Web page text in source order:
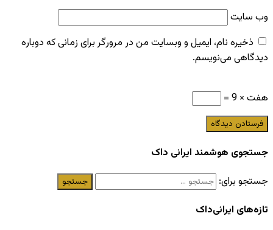
وب‌ سایت
ذخیره نام، ایمیل و وبسایت من در مرورگر برای زمانی که دوباره
دیدگاهی می‌نویسم.
هفت × 9 =
جستجوی هوشمند ایرانی داک
جستجو برای:
تازه‌های ایرانی‌داک